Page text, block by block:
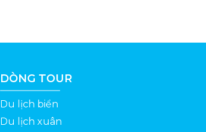
DÒNG TOUR
Du lịch biển
Du lịch xuân